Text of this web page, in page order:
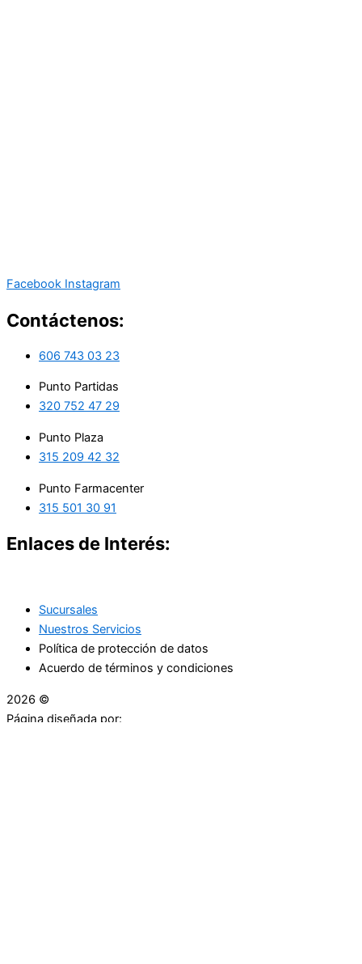
Facebook Instagram
Contáctenos:
606 743 03 23
Punto Partidas
320 752 47 29
Punto Plaza
315 209 42 32
Punto Farmacenter
315 501 30 91
Enlaces de Interés:
Sucursales
Nuestros Servicios
Política de protección de datos
Acuerdo de términos y condiciones
2026 ©
Página diseñada por: